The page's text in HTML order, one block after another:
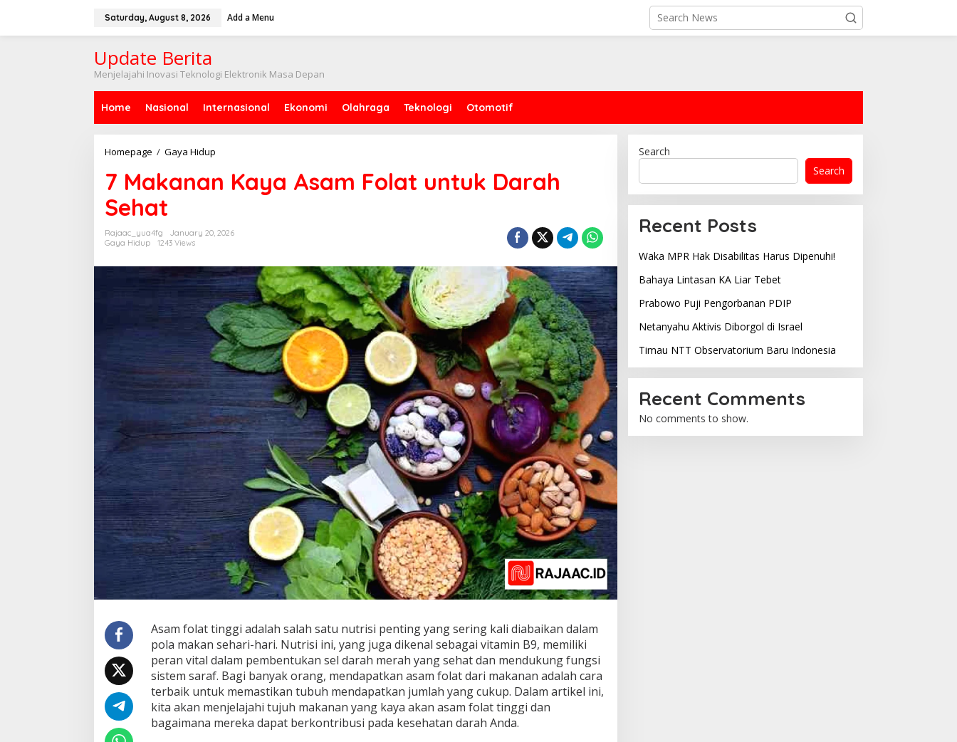
Saturday, August 8, 2026 Add a Menu
Update Berita
Menjelajahi Inovasi Teknologi Elektronik Masa Depan
Home Nasional Internasional Ekonomi Olahraga Teknologi Otomotif
Homepage / Gaya Hidup
Kaya
Asam
Darah
7 Makanan Kaya Asam Folat untuk Darah
Sehat
Rajaac_yua4fg
January 20, 2026
Gaya Hidup
1243 Views
Asam folat tinggi adalah salah satu nutrisi penting yang sering kali diabaikan dalam
pola makan sehari-hari. Nutrisi ini, yang juga dikenal sebagai vitamin B9, memiliki
peran vital dalam pembentukan sel darah merah yang sehat dan mendukung fungsi
sistem saraf. Bagi banyak orang, mendapatkan asam folat dari makanan adalah cara
terbaik untuk memastikan tubuh mendapatkan jumlah yang cukup. Dalam artikel ini,
kita akan menjelajahi tujuh makanan yang kaya akan asam folat tinggi dan
bagaimana mereka dapat berkontribusi pada kesehatan darah Anda.
Search
Search
Recent Posts
Waka MPR Hak Disabilitas Harus Dipenuhi!
Bahaya Lintasan KA Liar Tebet
Prabowo Puji Pengorbanan PDIP
Netanyahu Aktivis Diborgol di Israel
Timau NTT Observatorium Baru Indonesia
Recent Comments
No comments to show.